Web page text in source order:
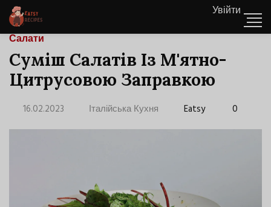
Увійти
Салати
Суміш Салатів Із М'ятно-
Цитрусовою Заправкою
16.02.2023 Італійська Кухня Eatsy 0